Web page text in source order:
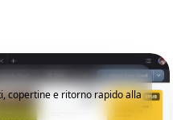
copertine e ritorno rapido alla